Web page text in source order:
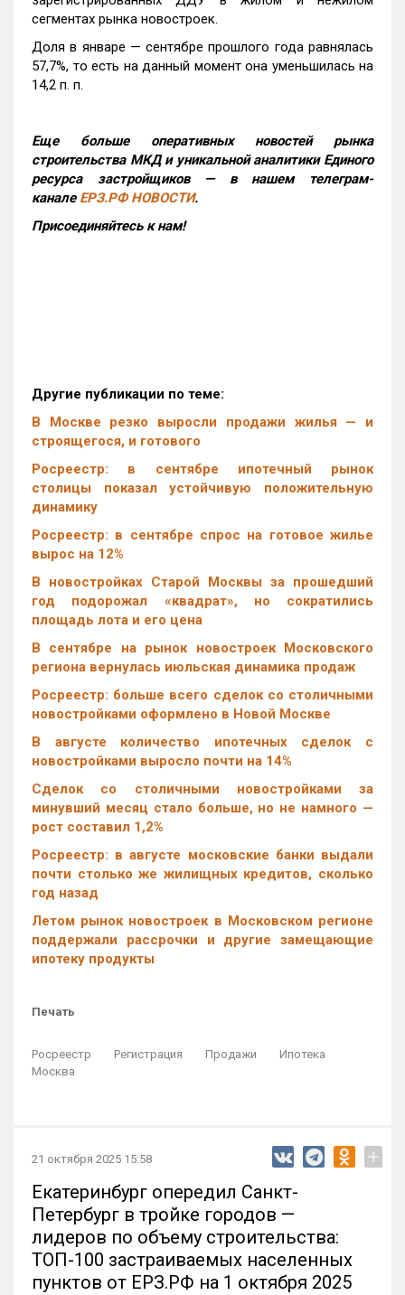
сегментах рынка новостроек.
Доля в январе — сентябре прошлого года равнялась
57,7%, то есть на данный момент она уменьшилась на
14,2 п. п.
Еще больше оперативных новостей рынка
строительства МКД и уникальной аналитики Единого
ресурса застройщиков — в нашем телеграм-
канале ЕРЗ.РФ НОВОСТИ.
Присоединяйтесь к нам!
Другие публикации по теме:
В Москве резко выросли продажи жилья — и
строящегося, и готового
Росреестр: в сентябре ипотечный рынок
столицы показал устойчивую положительную
динамику
Росреестр: в сентябре спрос на готовое жилье
вырос на 12%
В новостройках Старой Москвы за прошедший
год подорожал «квадрат», но сократились
площадь лота и его цена
В сентябре на рынок новостроек Московского
региона вернулась июльская динамика продаж
Росреестр: больше всего сделок со столичными
новостройками оформлено в Новой Москве
В августе количество ипотечных сделок с
новостройками выросло почти на 14%
Cделок со столичными новостройками за
минувший месяц стало больше, но не намного —
рост составил 1,2%
Росреестр: в августе московские банки выдали
почти столько же жилищных кредитов, сколько
год назад
Летом рынок новостроек в Московском регионе
поддержали рассрочки и другие замещающие
ипотеку продукты
Печать
Росреестр Регистрация Продажи
Ипотека
Москва
21 октября 2025 15:58 +
Екатеринбург опередил Санкт-
Петербург в тройке городов —
лидеров по объему строительства:
ТОП-100 застраиваемых населенных
пунктов от ЕРЗ.РФ на 1 октября 2025